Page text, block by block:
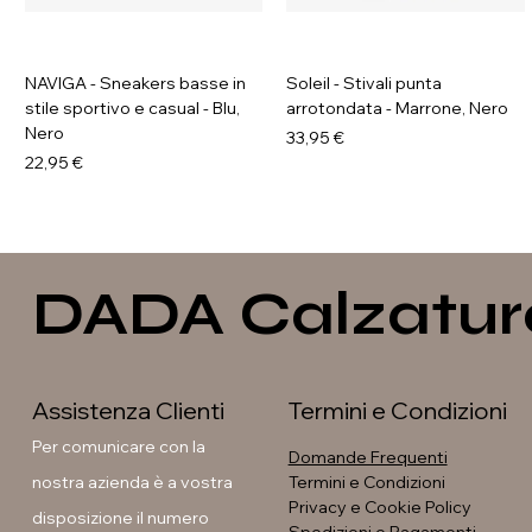
NAVIGA - Sneakers basse in
stile sportivo e casual - Blu,
Nero
Prezzo
22,95 €
Soleil - Stivali punta
arrotondata - Marrone, Nero
Prezzo
33,95 €
GALIA - Sneakers platform Soleil - Stivali con fibbia
GAVI - Anfibi con suola Soleil - Stivali flat con fibbia
DADA
Assistenza Clienti
Per comunicare con la
nostra azienda è a vostra
disposizione il numero
Termini e Condizioni
Domande Frequenti
Termini e Condizioni
Privacy e Cookie Policy